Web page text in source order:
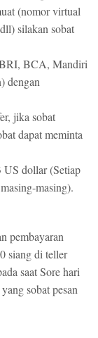
(nomor virtual
silakan sobat
BCA, Mandiri
dengan
jika sobat
dapat meminta
US dollar (Setiap
masing).
pembayaran
siang di teller
saat Sore hari
sobat pesan